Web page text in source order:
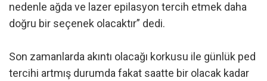
nedenle ağda ve lazer epilasyon tercih etmek daha
doğru bir seçenek olacaktır” dedi.
Son zamanlarda akıntı olacağı korkusu ile günlük ped
tercihi artmış durumda fakat saatte bir olacak kadar